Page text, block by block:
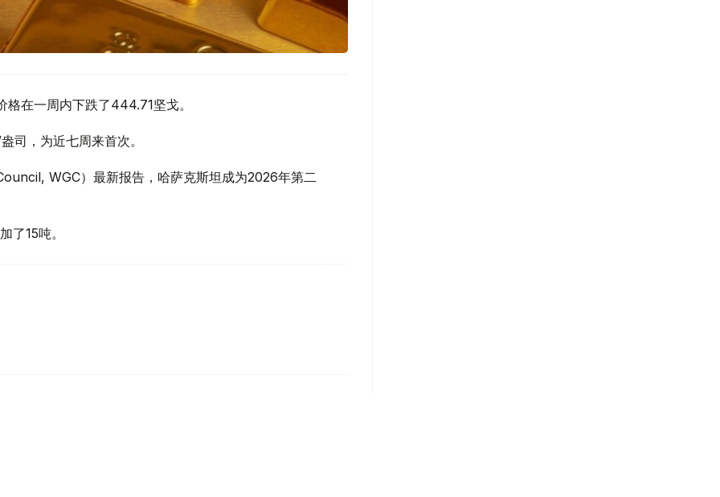
在一周内下跌了444.71坚戈。
司，为近七周来首次。
WGC）最新报告，哈萨克斯坦成为2026年第二
了15吨。